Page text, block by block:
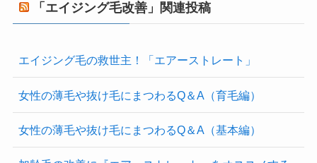
「エイジング毛改善」関連投稿
エイジング毛の救世主！「エアーストレート」
女性の薄毛や抜け毛にまつわるQ＆A（育毛編）
女性の薄毛や抜け毛にまつわるQ＆A（基本編）